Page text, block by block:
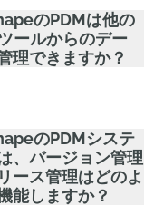
のPDMは他の
ールからのデー
理できますか？
のPDMシステ
、バージョン管理
ース管理はどのよ
能しますか？